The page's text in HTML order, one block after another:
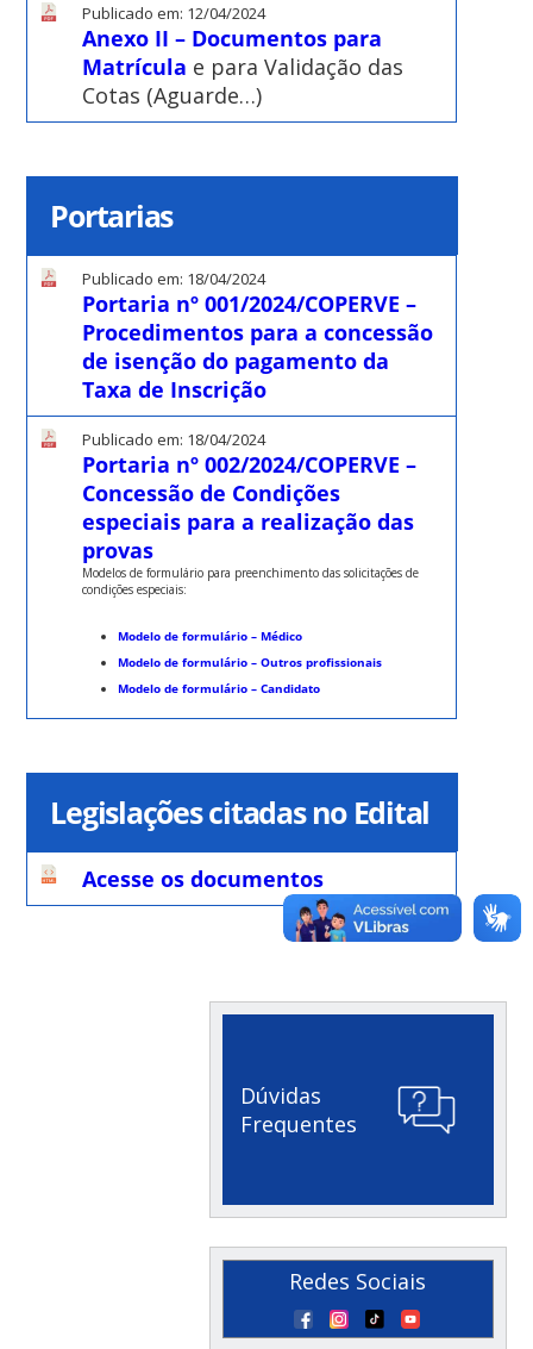
Publicado em: 12/04/2024
Anexo II – Documentos para
Matrícula e para Validação das
Cotas (Aguarde…)
Portarias
Publicado em: 18/04/2024
Portaria nº 001/2024/COPERVE –
Procedimentos para a concessão
de isenção do pagamento da
Taxa de Inscrição
Publicado em: 18/04/2024
Portaria nº 002/2024/COPERVE –
Concessão de Condições
especiais para a realização das
provas
Modelos de formulário para preenchimento das solicitações de
condições especiais:
Modelo de formulário – Médico
Modelo de formulário – Outros profissionais
Modelo de formulário – Candidato
Legislações citadas no Edital
Acesse os documentos
Dúvidas
Frequentes
Redes Sociais